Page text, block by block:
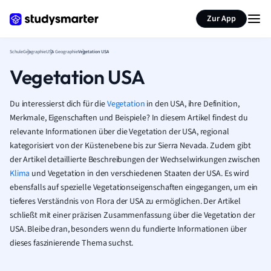
Zur App
SchuleGeographieUSA GeographieVegetation USA
Vegetation USA
Du interessierst dich für dieVegetation in den USA, ihre Definition,
Merkmale, Eigenschaften und Beispiele? In diesem Artikel findest du
relevante Informationen über die Vegetation der USA, regional
kategorisiert von der Küstenebene bis zur Sierra Nevada. Zudem gibt
der Artikel detaillierte Beschreibungen der Wechselwirkungen zwischen
Klima und Vegetation in den verschiedenen Staaten der USA. Es wird
ebensfalls auf spezielle Vegetationseigenschaften eingegangen, um ein
tieferes Verständnis von Flora der USA zu ermöglichen. Der Artikel
schließt mit einer präzisen Zusammenfassung über die Vegetation der
USA. Bleibe dran, besonders wenn du fundierte Informationen über
dieses faszinierende Thema suchst.
Seite zusammenfassen